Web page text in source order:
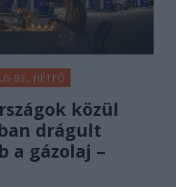
03., HÉTFŐ
közül
drágult
a gázolaj –